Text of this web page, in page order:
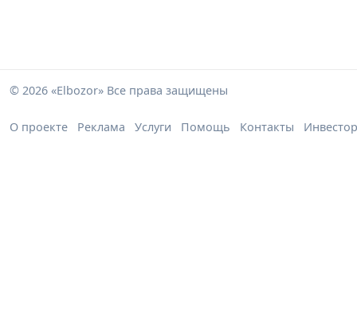
© 2026 «Elbozor» Все права защищены
О проекте Реклама Услуги Помощь Контакты